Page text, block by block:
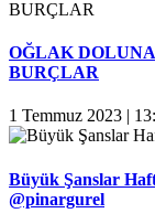
OĞLAK
BURÇLAR
1 Temmuz 2023 |
Büyük Şanslar
@pinargurel